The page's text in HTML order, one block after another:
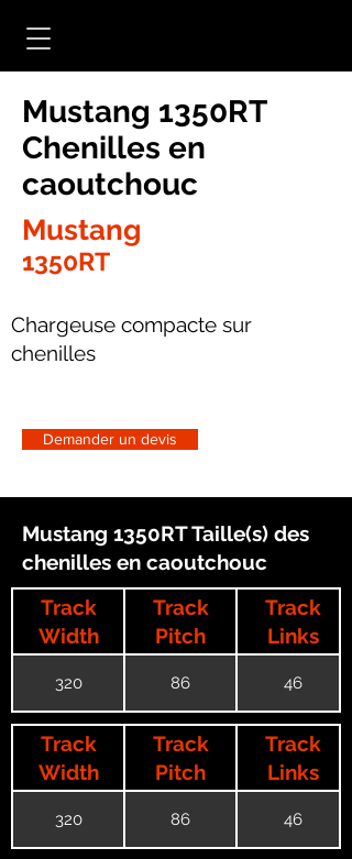
Mustang 1350RT
Chenilles en
caoutchouc
Mustang
1350RT
Chargeuse compacte sur
chenilles
Demander un devis
Mustang 1350RT Taille(s) des
chenilles en caoutchouc
Track
Width
Track
Pitch
Track
Links
320 86 46
Track
Width
Track
Pitch
Track
Links
320 86 46